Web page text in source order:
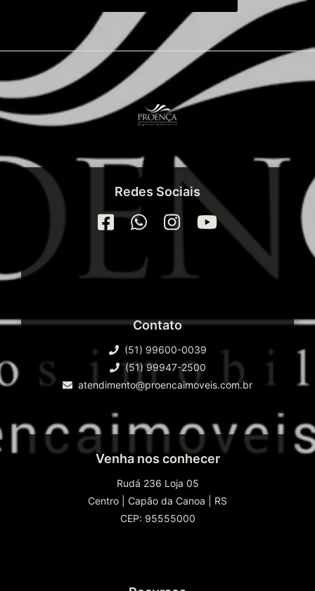
Redes Sociais
Contato
(51) 99600-0039
(51) 99947-2500
atendimento@proencaimoveis.com.br
Venha nos conhecer
Rudá 236 Loja 05
Centro
Capão da Canoa
RS
CEP: 95555000